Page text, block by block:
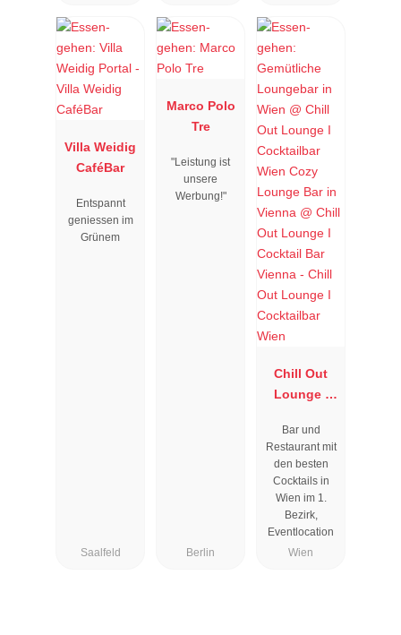
Villa Weidig
CaféBar
Entspannt
geniessen im
Grünem
Saalfeld
Marco Polo
Tre
"Leistung ist
unsere
Werbung!"
Berlin
Chill Out
Lounge I
Wien
Bar und
Restaurant mit
den besten
Cocktails in
Wien im 1.
Bezirk,
Eventlocation
Wien